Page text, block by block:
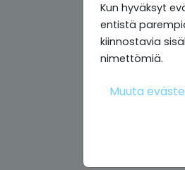
Kun hyväksyt
entistä
kiinnostavia
nimettömiä.
Muuta